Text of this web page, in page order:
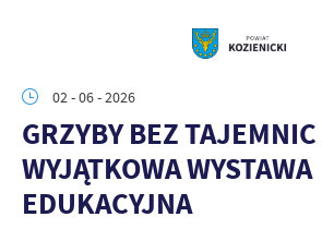
02 - 06 - 2026
GRZYBY BEZ
WYJĄTKOWA WYSTAWA
EDUKACYJNA